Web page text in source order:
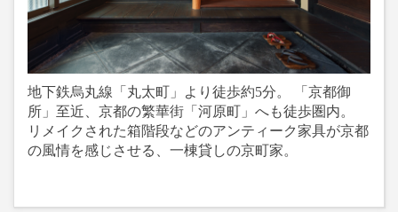
地下鉄烏丸線「丸太町」より徒歩約5分。 「京都御
所」至近、京都の繁華街「河原町」へも徒歩圏内。
リメイクされた箱階段などのアンティーク家具が京都
の風情を感じさせる、一棟貸しの京町家。